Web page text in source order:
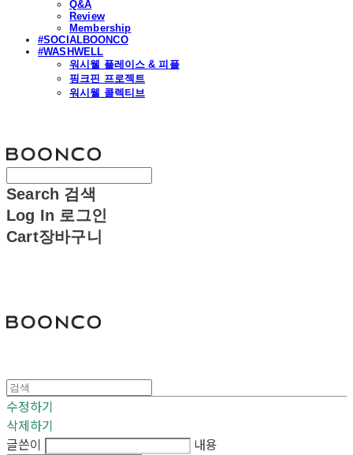
Q&A
Review
Membership
#SOCIALBOONCO
#WASHWELL
워시웰 플레이스 & 피플
핑크핀 프로젝트
워시웰 콜렉티브
Search 검색
Log In 로그인
Cart장바구니
수정하기
삭제하기
글쓴이
내용